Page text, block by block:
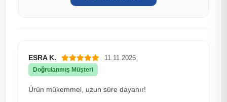
ESRA K. 11.11.2025
Doğrulanmış Müşteri
Ürün mükemmel, uzun süre dayanır!